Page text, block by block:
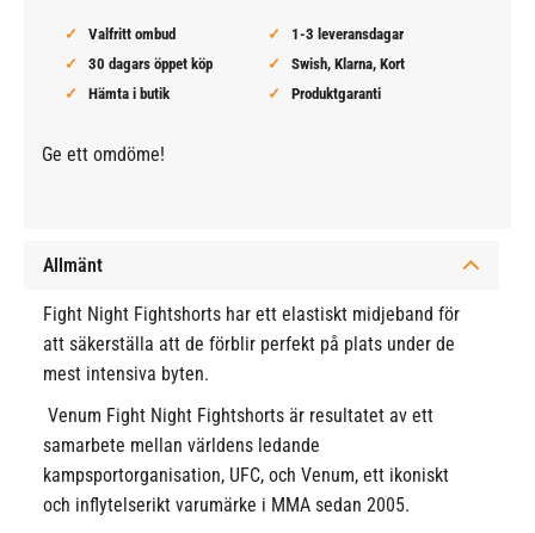
Valfritt ombud
1-3 leveransdagar
30 dagars öppet köp
Swish, Klarna, Kort
Hämta i butik
Produktgaranti
Ge ett omdöme!
Allmänt
Fight Night Fightshorts har ett elastiskt midjeband för
att säkerställa att de förblir perfekt på plats under de
mest intensiva byten.
Venum Fight Night Fightshorts är resultatet av ett
samarbete mellan världens ledande
kampsportorganisation, UFC, och Venum, ett ikoniskt
och inflytelserikt varumärke i MMA sedan 2005.